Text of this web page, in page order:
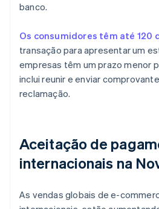
banco.
Os consumidores têm até 120
transação para apresentar um
empresas têm um prazo menor
inclui reunir e enviar
reclamação.
Aceitação de
internacionais na
As vendas globais de e-